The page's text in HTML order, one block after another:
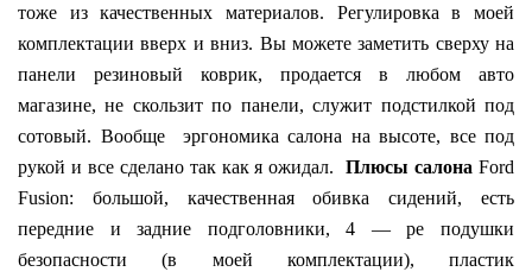
тоже из качественных материалов. Регулировка в моей
комплектации вверх и вниз. Вы можете заметить сверху на
панели резиновый коврик, продается в любом авто
магазине, не скользит по панели, служит подстилкой под
сотовый. Вообще эргономика салона на высоте, все под
рукой и все сделано так как я ожидал.Плюсы салона Ford
Fusion: большой, качественная обивка сидений, есть
передние и задние подголовники, 4 — ре подушки
безопасности (в моей комплектации), пластик